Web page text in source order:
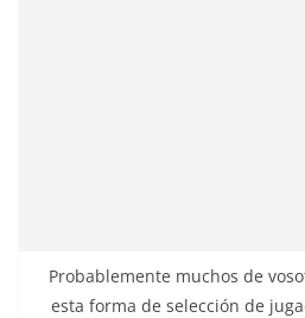
Probablemente muchos de
esta forma de selección de